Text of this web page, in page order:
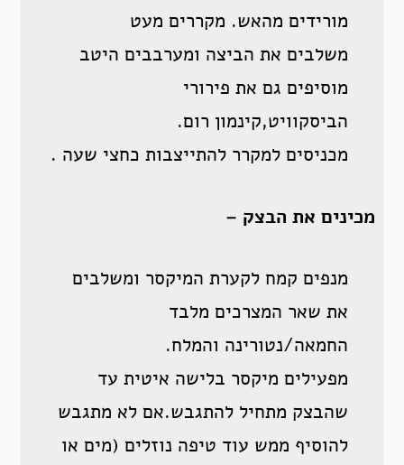
מורידים מהאש. מקררים מעט
משלבים את הביצה ומערבבים היטב
מוסיפים גם את פירורי
הביסקוויט,קינמון רום.
מכניסים למקרר להתייצבות כחצי שעה .
מכינים את הבצק –
מנפים קמח לקערת המיקסר ומשלבים
את שאר המצרכים מלבד
החמאה/נטורינה והמלח.
מפעילים מיקסר בלישה איטית עד
שהבצק מתחיל להתגבש.אם לא מתגבש
להוסיף ממש עוד טיפה נוזלים (מים או